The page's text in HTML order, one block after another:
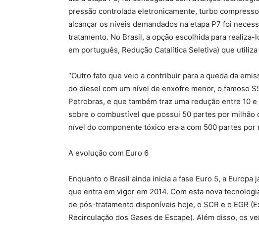
pressão controlada eletronicamente, turbo
alcançar os níveis demandados na etapa P7 foi
tratamento. No Brasil, a opção escolhida para
em português, Redução Catalítica Seletiva) que
“Outro fato que veio a contribuir para a queda da
do diesel com um nível de enxofre menor, o famoso
Petrobras, e que também traz uma redução entre 10
sobre o combustível que possui 50 partes por
nível do componente tóxico era a com 500 partes por
A evolução com Euro 6
Enquanto o Brasil ainda inicia a fase Euro 5, a
que entra em vigor em 2014. Com esta nova
de pós-tratamento disponíveis hoje, o SCR e o EGR
Recirculação dos Gases de Escape). Além disso, os